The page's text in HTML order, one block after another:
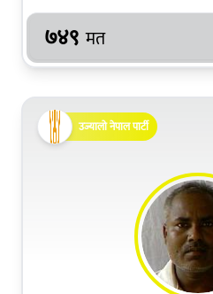
७४९ मत
उज्यालो नेपाल पार्टी